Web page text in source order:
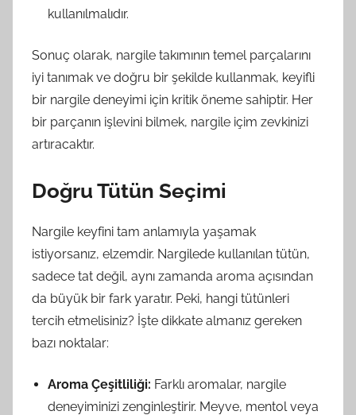
kullanılmalıdır.
Sonuç olarak, nargile takımının temel parçalarını
iyi tanımak ve doğru bir şekilde kullanmak, keyifli
bir nargile deneyimi için kritik öneme sahiptir. Her
bir parçanın işlevini bilmek, nargile içim zevkinizi
artıracaktır.
Doğru Tütün Seçimi
Nargile keyfini tam anlamıyla yaşamak
istiyorsanız, elzemdir. Nargilede kullanılan tütün,
sadece tat değil, aynı zamanda aroma açısından
da büyük bir fark yaratır. Peki, hangi tütünleri
tercih etmelisiniz? İşte dikkate almanız gereken
bazı noktalar:
Aroma Çeşitliliği: Farklı aromalar, nargile
deneyiminizi zenginleştirir. Meyve, mentol veya